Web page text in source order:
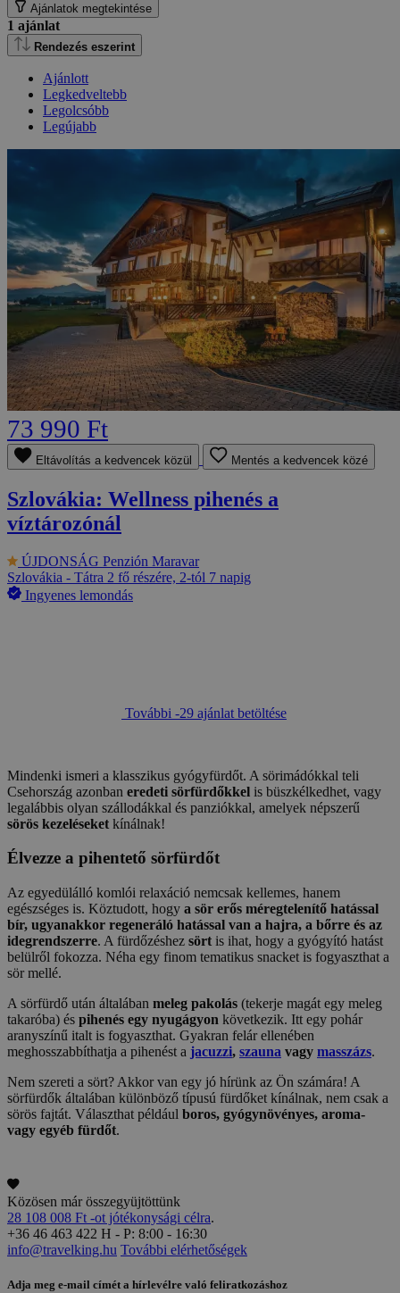
Ajánlatok megtekintése
1 ajánlat
Rendezés eszerint
Ajánlott
Legkedveltebb
Legolcsóbb
Legújabb
73 990 Ft
Eltávolítás a kedvencek közül Mentés a kedvencek közé
Szlovákia: Wellness pihenés a
víztározónál
ÚJDONSÁG Penzión Maravar
Szlovákia - Tátra 2 fő részére, 2-tól 7 napig
Ingyenes lemondás
További -29 ajánlat betöltése
Mindenki ismeri a klasszikus gyógyfürdőt. A sörimádókkal teli
Csehország azonban eredeti sörfürdőkkel is büszkélkedhet, vagy
legalábbis olyan szállodákkal és panziókkal, amelyek népszerű
sörös kezeléseket kínálnak!
Élvezze a pihentető sörfürdőt
Az egyedülálló komlói relaxáció nemcsak kellemes, hanem
egészséges is. Köztudott, hogy a sör erős méregtelenítő hatással
bír, ugyanakkor regeneráló hatással van a hajra, a bőrre és az
idegrendszerre. A fürdőzéshez sört is ihat, hogy a gyógyító hatást
belülről fokozza. Néha egy finom tematikus snacket is fogyaszthat a
sör mellé.
A sörfürdő után általában meleg pakolás (tekerje magát egy meleg
takaróba) és pihenés egy nyugágyon következik. Itt egy pohár
aranyszínű italt is fogyaszthat. Gyakran felár ellenében
meghosszabbíthatja a pihenést a jacuzzi, szauna vagy masszázs.
Nem szereti a sört? Akkor van egy jó hírünk az Ön számára! A
sörfürdők általában különböző típusú fürdőket kínálnak, nem csak a
sörös fajtát. Választhat például boros, gyógynövényes, aroma-
vagy egyéb fürdőt.
Közösen már összegyüjtöttünk
28 108 008 Ft -ot jótékonysági célra.
+36 46 463 422 H - P: 8:00 - 16:30
info@travelking.hu További elérhetőségek
Adja meg e-mail címét a hírlevélre való feliratkozáshoz